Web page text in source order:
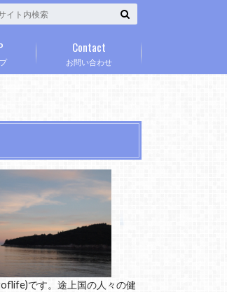
お問い合わせ
Contact
です。途上国の人々の健